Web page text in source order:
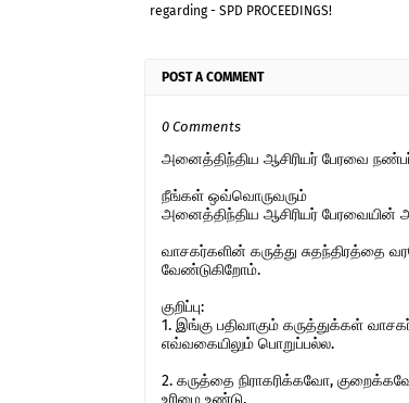
regarding - SPD PROCEEDINGS!
POST A COMMENT
0 Comments
அனைத்திந்திய ஆசிரியர் பேரவை
நீங்கள் ஒவ்வொருவரும்
அனைத்திந்திய ஆசிரியர் பேரவையின்
வாசகர்களின் கருத்து சுதந்திரத்தை
வேண்டுகிறோம்.
குறிப்பு:
1. இங்கு பதிவாகும் கருத்துக்கள்
எவ்வகையிலும் பொறுப்பல்ல.
2. கருத்தை நிராகரிக்கவோ,
உரிமை உண்டு.